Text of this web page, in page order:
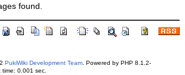
found.
PukiWiki Development Team. Powered by PHP 8.1.2-
time: 0.001 sec.